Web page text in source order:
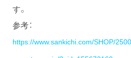
す。
参考：
https://www.sankichi.com/SHOP/